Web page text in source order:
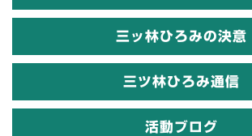
三ッ林ひろみの決意
三ツ林ひろみ通信
活動ブログ